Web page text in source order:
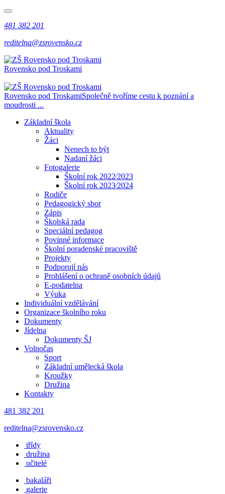
481 382 201
reditelna@zsrovensko.cz
Rovensko pod Troskami
Rovensko pod TroskamiSpolečně tvoříme cestu k poznání a
moudrosti ...
Základní škola
Aktuality
Žáci
Nenech to být
Nadaní žáci
Fotogalerie
Školní rok 2022⁄2023
Školní rok 2023⁄2024
Rodiče
Pedagogický sbor
Zápis
Školská rada
Speciální pedagog
Povinné informace
Školní poradenské pracoviště
Projekty
Podporují nás
Prohlášení o ochraně osobních údajů
E-podatelna
Výuka
Individuální vzdělávání
Organizace školního roku
Dokumenty
Jídelna
Dokumenty ŠJ
Volnočas
Sport
Základní umělecká škola
Kroužky
Družina
Kontakty
481 382 201
reditelna@zsrovensko.cz
třídy
družina
učitelé
bakaláři
galerie